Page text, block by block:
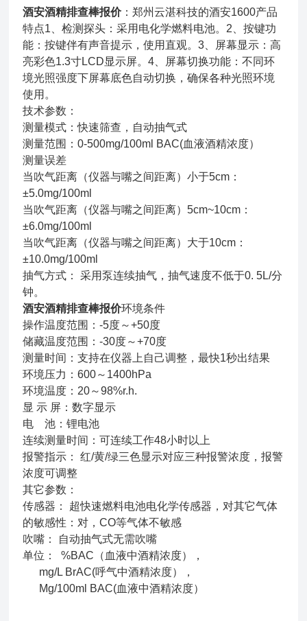
酒安酒精排查棒报价：郑州云湛科技的酒安1600产品
特点1、检测探头：采用电化学燃料电池。2、按键功
能：按键伴有声音提示，使用直观。3、屏幕显示：高
亮彩色1.3寸LCD显示屏。4、屏幕切换功能：不同环
境光照强度下屏幕底色自动切换，确保各种光照环境
使用。
技术参数：
测量模式：快速筛查，自动抽气式
测量范围：0-500mg/100ml BAC(血液酒精浓度）
测量误差
当吹气距离（仪器与嘴之间距离）小于5cm：
±5.0mg/100ml
当吹气距离（仪器与嘴之间距离）5cm~10cm：
±6.0mg/100ml
当吹气距离（仪器与嘴之间距离）大于10cm：
±10.0mg/100ml
抽气方式： 采用泵连续抽气，抽气速度不低于0. 5L/分
钟。
酒安酒精排查棒报价环境条件
操作温度范围：-5度～+50度
储藏温度范围：-30度～+70度
测量时间：支持在仪器上自己调整，最快1秒出结果
环境压力：600～1400hPa
环境温度：20～98%r.h.
显 示 屏：数字显示
电 池：锂电池
连续测量时间：可连续工作48小时以上
报警指示： 红/黄/绿三色显示对应三种报警浓度，报警
浓度可调整
其它参数：
传感器： 超快速燃料电池电化学传感器，对其它气体
的敏感性：对，CO等气体不敏感
吹嘴： 自动抽气式无需吹嘴
单位： %BAC（血液中酒精浓度），
mg/L BrAC(呼气中酒精浓度），
Mg/100ml BAC(血液中酒精浓度）